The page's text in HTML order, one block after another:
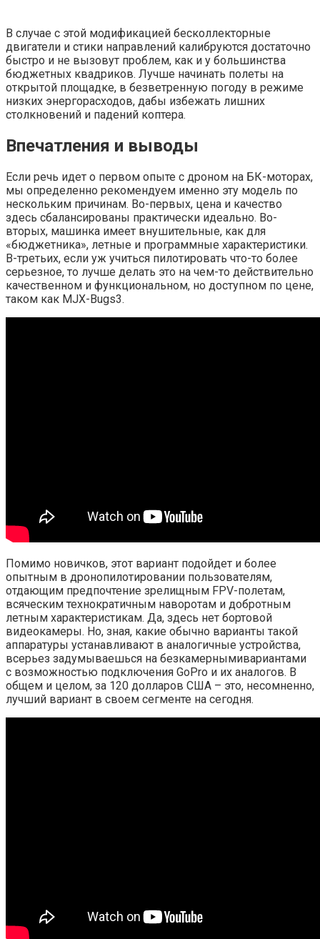
В случае с этой модификацией бесколлекторные
двигатели и стики направлений калибруются достаточно
быстро и не вызовут проблем, как и у большинства
бюджетных квадриков. Лучше начинать полеты на
открытой площадке, в безветренную погоду в режиме
низких энергорасходов, дабы избежать лишних
столкновений и падений коптера.
Впечатления и выводы
Если речь идет о первом опыте с дроном на БК-моторах,
мы определенно рекомендуем именно эту модель по
нескольким причинам. Во-первых, цена и качество
здесь сбалансированы практически идеально. Во-
вторых, машинка имеет внушительные, как для
«бюджетника», летные и программные характеристики.
В-третьих, если уж учиться пилотировать что-то более
серьезное, то лучше делать это на чем-то действительно
качественном и функциональном, но доступном по цене,
таком как MJX-Bugs3.
Помимо новичков, этот вариант подойдет и более
опытным в дронопилотировании пользователям,
отдающим предпочтение зрелищным FPV-полетам,
всяческим технократичным наворотам и добротным
летным характеристикам. Да, здесь нет бортовой
видеокамеры. Но, зная, какие обычно варианты такой
аппаратуры устанавливают в аналогичные устройства,
всерьез задумываешься на безкамернымивариантами
с возможностью подключения GoPro и их аналогов. В
общем и целом, за 120 долларов США – это, несомненно,
лучший вариант в своем сегменте на сегодня.